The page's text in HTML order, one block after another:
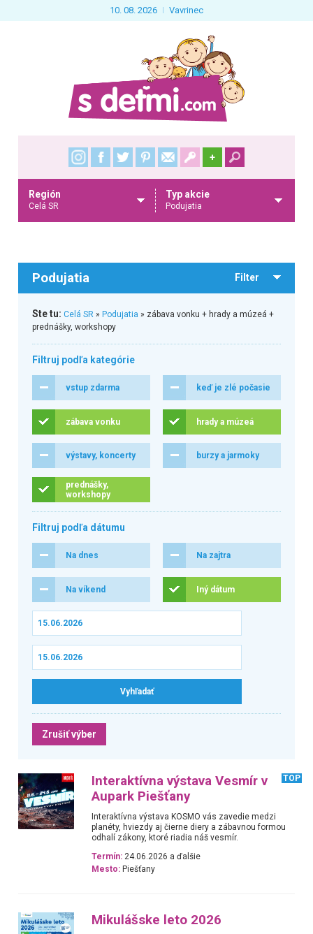
10. 08. 2026 Vavrinec
+
Región
Celá SR
Typ akcie
Podujatia
Podujatia Filter
Ste tu: Celá SR» Podujatia » zábava vonku + hrady a múzeá +
prednášky, workshopy
Filtruj podľa kategórie
vstup zdarma keď je zlé počasie
zábava vonku hrady a múzeá
výstavy, koncerty burzy a jarmoky
prednášky,
workshopy
Filtruj podľa dátumu
Na dnes Na zajtra
Na víkend Iný dátum
Zrušiť výber
Interaktívna výstava Vesmír v
Aupark Piešťany
TOP
Interaktívna výstava KOSMO vás zavedie medzi
planéty, hviezdy aj čierne diery a zábavnou formou
odhalí zákony, ktoré riadia náš vesmír.
Termín: 24.06.2026 a ďalšie
Mesto: Piešťany
Mikulášske leto 2026